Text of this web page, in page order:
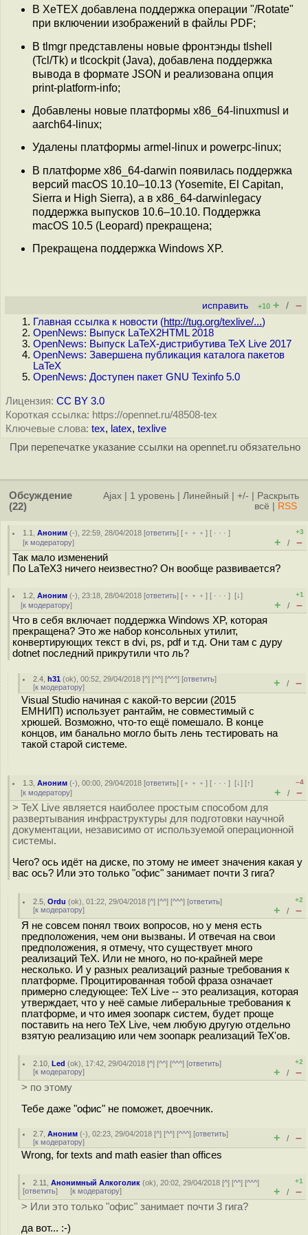
В XeTEX добавлена поддержка операции "/Rotate"
при включении изображений в файлы PDF;
В tlmgr представлены новые фронтэнды tlshell
(Tcl/Tk) и tlcockpit (Java), добавлена поддержка
вывода в формате JSON и реализована опция
print-platform-info;
Добавлены новые платформы x86_64-linuxmusl и
aarch64-linux;
Удалены платформы armel-linux и powerpc-linux;
В платформе x86_64-darwin появилась поддержка
версий macOS 10.10–10.13 (Yosemite, El Capitan,
Sierra и High Sierra), а в x86_64-darwinlegacy
поддержка выпусков 10.6–10.10. Поддержка
macOS 10.5 (Leopard) прекращена;
Прекращена поддержка Windows XP.
исправить +10 + / –
Главная ссылка к новости (http://tug.org/texlive/...)
OpenNews: Выпуск LaTeX2HTML 2018
OpenNews: Выпуск LaTeX-дистрибутива TeX Live 2017
OpenNews: Завершена публикация каталога пакетов
LaTeX
OpenNews: Доступен пакет GNU Texinfo 5.0
Лицензия: CC BY 3.0
Короткая ссылка: https://opennet.ru/48508-tex
Ключевые слова: tex, latex, texlive
При перепечатке указание ссылки на opennet.ru обязательно
Обсуждение
(22)
Ajax 1 уровень Линейный +/-
Раскрыть
всё
RSS
1.1 ,Аноним (-), 22:59, 28/04/2018 [ответить] [ ﹢﹢﹢] [ · · ·]
[к модератору]
+3
+ / –
Так мало изменений
По LaTeX3 ничего неизвестно? Он вообще развивается?
1.2 ,Аноним (-), 23:18, 28/04/2018 [ответить] [ ﹢﹢﹢] [ · · ·][↓]
[к модератору]
+1
+ / –
Что в себя включает поддержка Windows XP, которая
прекращена? Это же набор консольных утилит,
конвертирующих текст в dvi, ps, pdf и т.д. Они там с дуру
dotnet последний прикрутили что ль?
2.4 ,h31 (ok), 00:52, 29/04/2018 [^] [^^] [^^^] [ответить]
[к модератору] + / –
Visual Studio начиная с какой-то версии (2015
ЕМНИП) использует рантайм, не совместимый с
хрюшей. Возможно, что-то ещё помешало. В конце
концов, им банально могло быть лень тестировать на
такой старой системе.
1.3 ,Аноним (-), 00:00, 29/04/2018 [ответить] [ ﹢﹢﹢] [ · · ·][↓] [↑]
[к модератору]
–4
+ / –
> TeX Live является наиболее простым способом для
развертывания инфраструктуры для подготовки научной
документации, независимо от используемой операционной
системы.
Чего? ось идёт на диске, по этому не имеет значения какая у
вас ось? Или это только "офис" занимает почти 3 гига?
2.5 ,Ordu (ok), 01:22, 29/04/2018 [^] [^^] [^^^] [ответить]
[к модератору]
+2
+ / –
Я не совсем понял твоих вопросов, но у меня есть
предположения, чем они вызваны. И отвечая на свои
предположения, я отмечу, что существует много
реализаций TeX. Или не много, но по-крайней мере
несколько. И у разных реализаций разные требования к
платформе. Процитированная тобой фраза означает
примерно следующее: TeX Live -- это реализация, которая
утверждает, что у неё самые либеральные требования к
платформе, и что имея зоопарк систем, будет проще
поставить на него TeX Live, чем любую другую отдельно
взятую реализацию или чем зоопарк реализаций TeX'ов.
2.10 ,Led (ok), 17:42, 29/04/2018 [^] [^^] [^^^] [ответить]
[к модератору]
+2
+ / –
> по этому
Тебе даже "офис" не поможет, двоечник.
2.7 ,Аноним (-), 02:23, 29/04/2018 [^] [^^] [^^^] [ответить]
[к модератору] + / –
Wrong, for texts and math easier than offices
2.11 ,Анонимный Алкоголик (ok), 20:02, 29/04/2018 [^] [^^] [^^^]
[ответить] [к модератору]
+1
+ / –
> Или это только "офис" занимает почти 3 гига?
да вот... :-)